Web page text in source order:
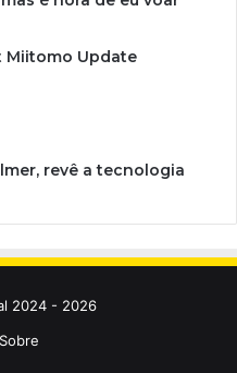
Miitomo Update
revê a tecnologia
2024 - 2026
Sobre